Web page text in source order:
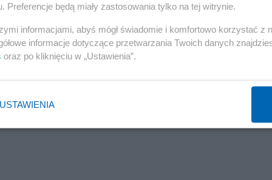
Preferencje będą miały zastosowania tylko na tej witrynie.
informacjami, abyś mógł świadomie i komfortowo korzystać z
informacje dotyczące przetwarzania Twoich danych
oraz po kliknięciu w „Ustawienia”.
USTAWIENIA